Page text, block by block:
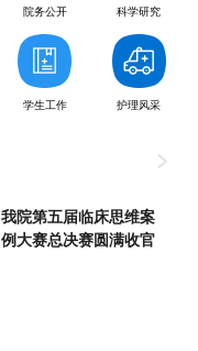
院务公开 科学研究
学生工作 护理风采
我院第五届临床思维案
例大赛总决赛圆满收官